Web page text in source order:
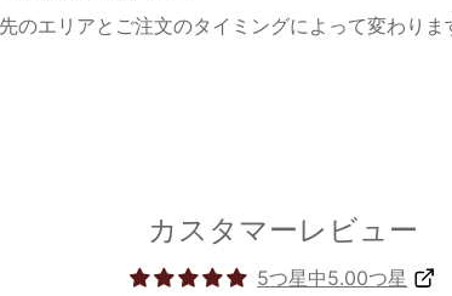
エリアとご注文のタイミングによって変わりま
カスタマーレビュー
5つ星中5.00つ星